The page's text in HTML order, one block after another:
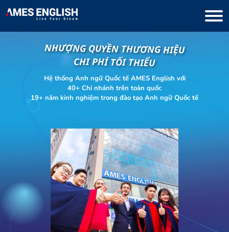
NHƯỢNG QUYỀN THƯƠNG HIỆU
CHI PHÍ TỐI THIỂU
Hệ thống Anh ngữ Quốc tế AMES English với
40+ Chi nhánh trên toàn quốc
19+ năm kinh nghiệm trong đào tạo Anh ngữ Quốc tế